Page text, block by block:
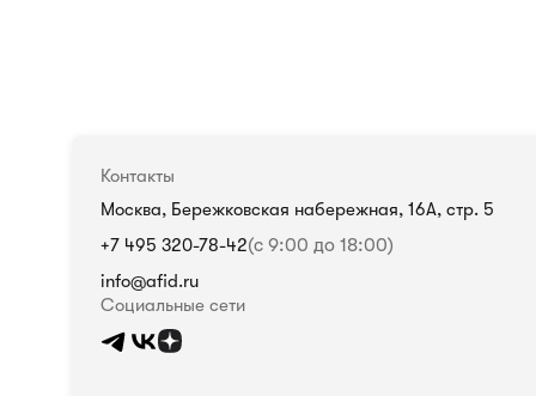
Контакты
Москва, Бережковская набережная, 16А, стр. 5
+7 495 320-78-42(с 9:00 до 18:00)
info@afid.ru
Социальные сети